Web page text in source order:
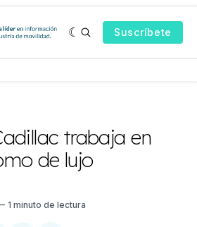
Suscríbete
trabaja en
de lujo
1 minuto de lectura